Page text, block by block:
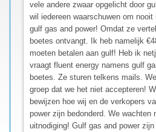
vele andere zwaar opgelicht door
wil iedereen waarschuwen om
gulf gas and power! Omdat ze
boetes ontvangt. Ik heb namelijk
moeten betalen aan gulf! Heb ik
vraagt fluent energy namens gulf
boetes. Ze sturen telkens mails.
groep dat we het niet accepteren!
bewijzen hoe wij en de verkopers
power zijn bedonderd. We wachten
uitnodiging! Gulf gas and power